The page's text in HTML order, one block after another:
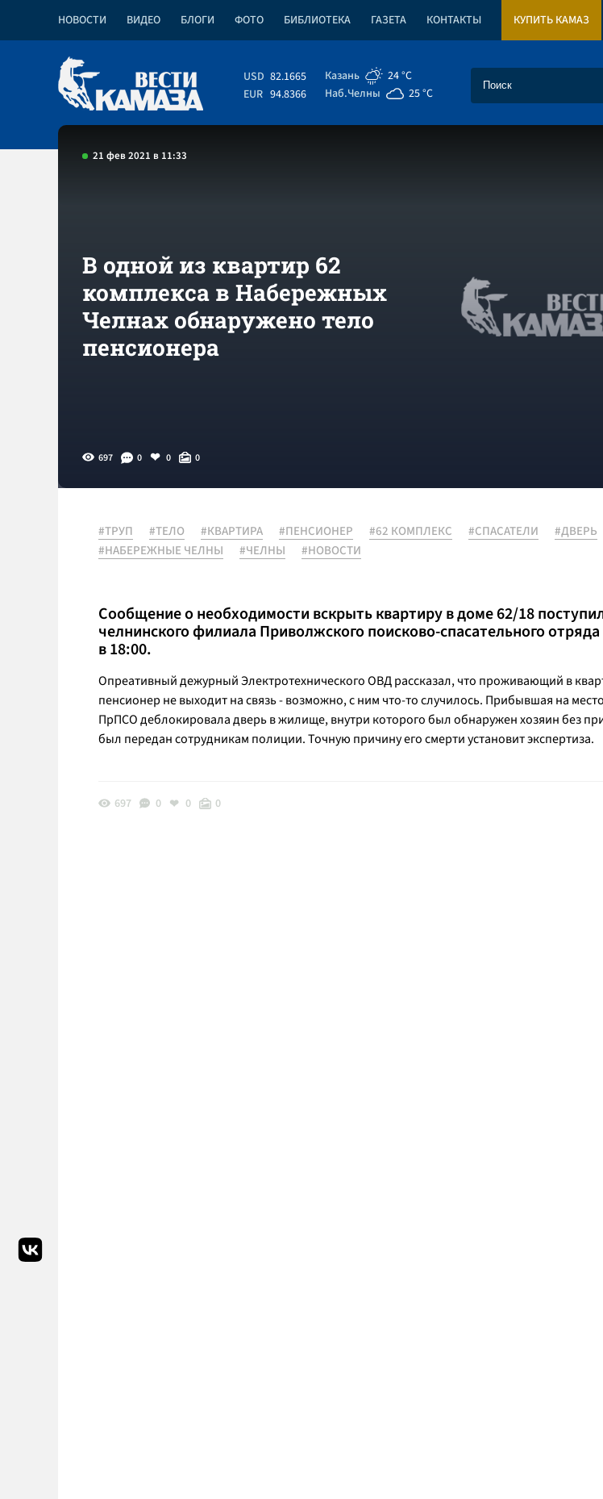
НОВОСТИ ВИДЕО БЛОГИ ФОТО БИБЛИОТЕКА ГАЗЕТА КОНТАКТЫ КУПИТЬ КАМАЗ
USD 82.1665
EUR 94.8366
Казань
24 °C
Наб.Челны
25 °C
21 фев 2021 в 11:33
В одной из квартир 62
комплекса в Набережных
Челнах обнаружено тело
пенсионера
697 0 0 0
#ТРУП #ТЕЛО #КВАРТИРА #ПЕНСИОНЕР #62 КОМПЛЕКС #СПАСАТЕЛИ #ДВЕРЬ
#НАБЕРЕЖНЫЕ ЧЕЛНЫ
#ЧЕЛНЫ #НОВОСТИ
Сообщение о необходимости вскрыть квартиру в доме 62/18
челнинского филиала Приволжского поисково-спасательного
в 18:00.
Опреативный дежурный Электротехнического ОВД рассказал, что проживающий в
пенсионер не выходит на связь - возможно, с ним что-то случилось. Прибывшая на
ПрПСО деблокировала дверь в жилище, внутри которого был обнаружен хозяин без
был передан сотрудникам полиции. Точную причину его смерти установит экспертиза.
697 0 0 0